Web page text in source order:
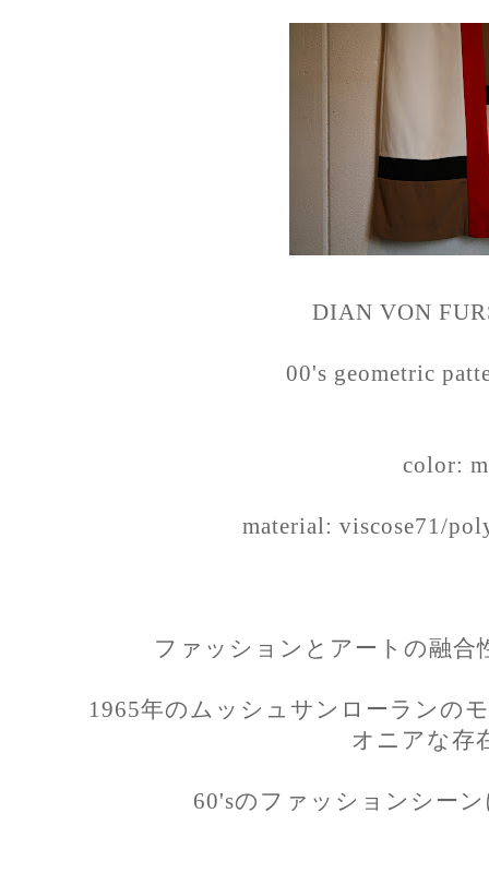
DIAN VON
00's geometric
color:
material: viscose71/
ファッションとアートの融合
1965年のムッシュサンローランの
オニアな存
60'sのファッションシー